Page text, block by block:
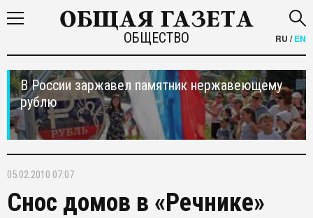
ОБЩЕСТВО RU /EN
В России заржавел памятник нержавеющему
рублю
05.02.2010 07:07
Снос домов в «Речнике»